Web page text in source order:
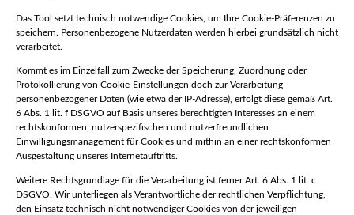
Das Tool setzt technisch notwendige Cookies, um Ihre Cookie-Präferenzen zu
speichern. Personenbezogene Nutzerdaten werden hierbei grundsätzlich nicht
verarbeitet.
Kommt es im Einzelfall zum Zwecke der Speicherung, Zuordnung oder
Protokollierung von Cookie-Einstellungen doch zur Verarbeitung
personenbezogener Daten (wie etwa der IP-Adresse), erfolgt diese gemäß Art.
6 Abs. 1 lit. f DSGVO auf Basis unseres berechtigten Interesses an einem
rechtskonformen, nutzerspezifischen und nutzerfreundlichen
Einwilligungsmanagement für Cookies und mithin an einer rechtskonformen
Ausgestaltung unseres Internetauftritts.
Weitere Rechtsgrundlage für die Verarbeitung ist ferner Art. 6 Abs. 1 lit. c
DSGVO. Wir unterliegen als Verantwortliche der rechtlichen Verpflichtung,
den Einsatz technisch nicht notwendiger Cookies von der jeweiligen